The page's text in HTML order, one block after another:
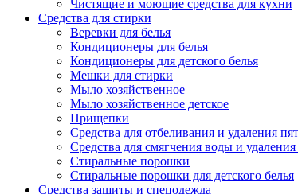
Чистящие и моющие средства для кухни
Средства для стирки
Веревки для белья
Кондиционеры для белья
Кондиционеры для детского белья
Мешки для стирки
Мыло хозяйственное
Мыло хозяйственное детское
Прищепки
Средства для отбеливания и удаления
Средства для смягчения воды и
Стиральные порошки
Стиральные порошки для детского белья
Средства защиты и спецодежда